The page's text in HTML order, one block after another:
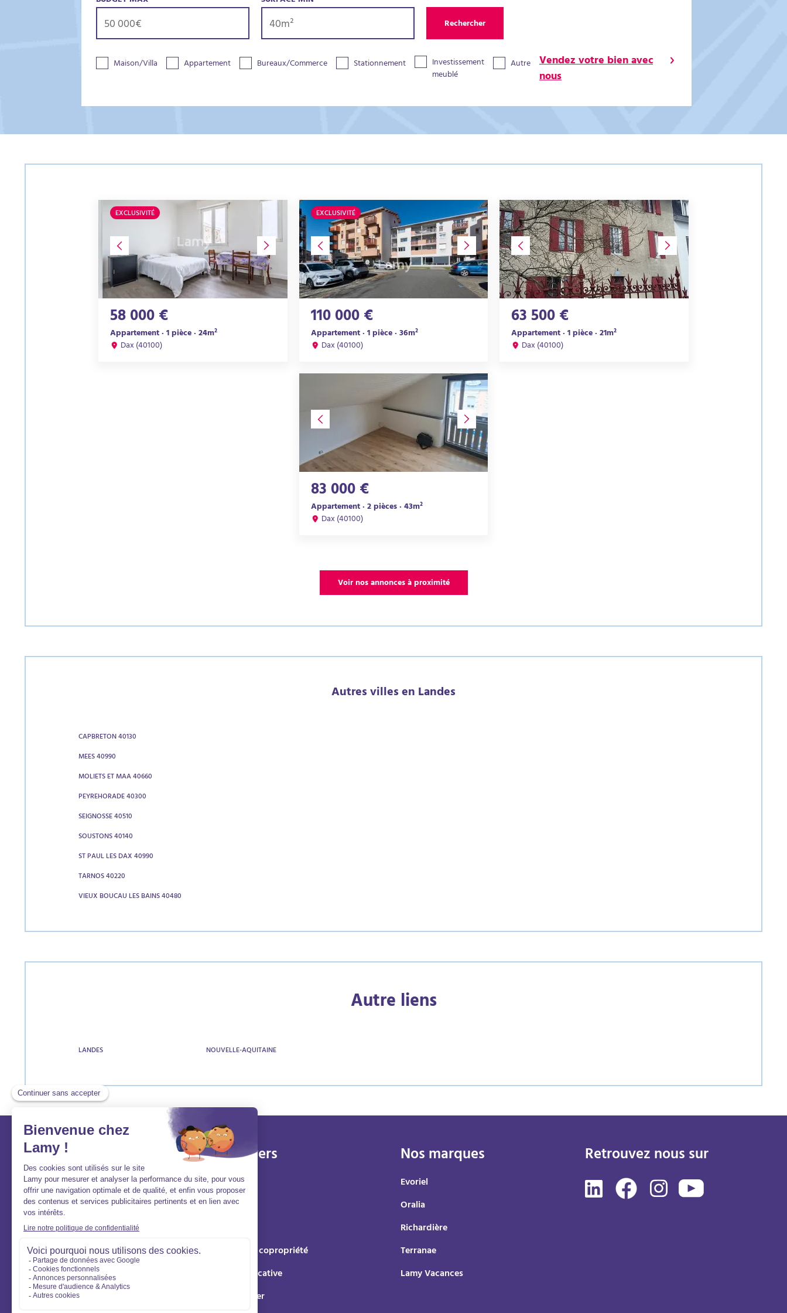
Rechercher
Maison/Villa Appartement Bureaux/Commerce Stationnement Investissement
meublé
Autre Vendez votre bien avec
nous
EXCLUSIVITÉ
58 000 €
Appartement · 1 pièce · 24m²
Dax (40100)
EXCLUSIVITÉ
110 000 €
Appartement · 1 pièce · 36m²
Dax (40100)
63 500 €
Appartement · 1 pièce · 21m²
Dax (40100)
83 000 €
Appartement · 2 pièces · 43m²
Dax (40100)
Voir nos annonces à proximité
Autres villes en Landes
CAPBRETON 40130
MEES 40990
MOLIETS ET MAA 40660
PEYREHORADE 40300
SEIGNOSSE 40510
SOUSTONS 40140
ST PAUL LES DAX 40990
TARNOS 40220
VIEUX BOUCAU LES BAINS 40480
Autre liens
LANDES NOUVELLE-AQUITAINE
Lamy et vous
Aide et contact
FAQ
Qui sommes-nous ?
Nous rejoindre
Aller vers
Acheter
Louer
Syndic de copropriété
Gestion locative
Éco rénover
Nos marques
Evoriel
Oralia
Richardière
Terranae
Lamy Vacances
Retrouvez nous sur